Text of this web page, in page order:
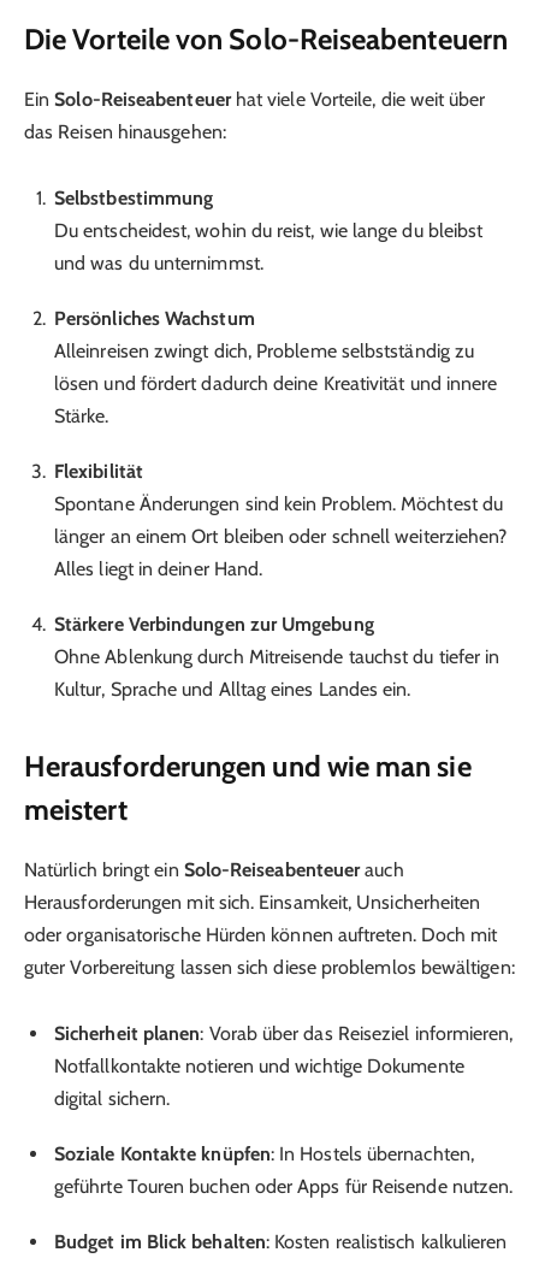
Die Vorteile von Solo-Reiseabenteuern
EinSolo-Reiseabenteuerhat viele Vorteile, die weit über
das Reisen hinausgehen:
Selbstbestimmung
Du entscheidest, wohin du reist, wie lange du bleibst
und was du unternimmst.
Persönliches Wachstum
Alleinreisen zwingt dich, Probleme selbstständig zu
lösen und fördert dadurch deine Kreativität und innere
Stärke.
Flexibilität
Spontane Änderungen sind kein Problem. Möchtest du
länger an einem Ort bleiben oder schnell weiterziehen?
Alles liegt in deiner Hand.
Stärkere Verbindungen zur Umgebung
Ohne Ablenkung durch Mitreisende tauchst du tiefer in
Kultur, Sprache und Alltag eines Landes ein.
Herausforderungen und wie man sie
meistert
Natürlich bringt ein Solo-Reiseabenteuerauch
Herausforderungen mit sich. Einsamkeit, Unsicherheiten
oder organisatorische Hürden können auftreten. Doch mit
guter Vorbereitung lassen sich diese problemlos bewältigen:
Sicherheit planen: Vorab über das Reiseziel informieren,
Notfallkontakte notieren und wichtige Dokumente
digital sichern.
Soziale Kontakte knüpfen: In Hostels übernachten,
geführte Touren buchen oder Apps für Reisende nutzen.
Budget im Blick behalten: Kosten realistisch kalkulieren